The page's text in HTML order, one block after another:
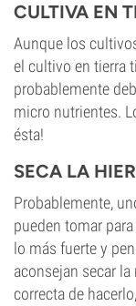
CULTIVA EN
Aunque los
el cultivo en tierra
probablemente
micro nutrientes.
ésta!
SECA LA
Probablemente,
pueden tomar
lo más fuerte y
aconsejan secar
correcta de